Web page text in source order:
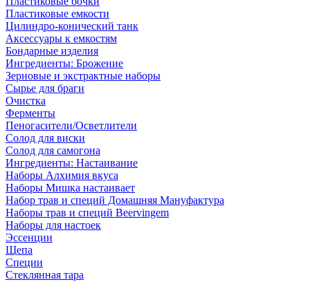
Пластиковые емкости
Цилиндро-конический танк
Аксессуары к емкостям
Бондарные изделия
Ингредиенты: Брожение
Зерновые и экстрактные наборы
Сырье для браги
Очистка
Ферменты
Пеногасители/Осветлители
Солод для виски
Солод для самогона
Ингредиенты: Настаивание
Наборы Алхимия вкуса
Наборы Мишка настаивает
Набор трав и специй Домашняя Мануфактура
Наборы трав и специй Beervingem
Наборы для настоек
Эссенции
Щепа
Специи
Стеклянная тара